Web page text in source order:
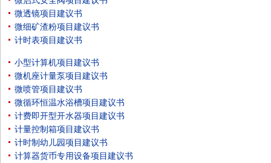
微透镜项目建议书
微细矿渣粉项目建议书
计时表项目建议书
小型计算机项目建议书
微机座计量泵项目建议书
微喷管项目建议书
微循环恒温水浴槽项目建议书
计费即开型开水器项目建议书
计量控制箱项目建议书
计时制幼儿园项目建议书
计算器货币专用设备项目建议书